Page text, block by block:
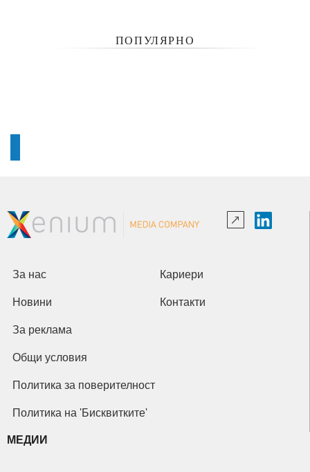
ПОПУЛЯРНО
За нас Кариери
Новини Контакти
За реклама
Общи условия
Политика за поверителност
Политика на 'Бисквитките'
МЕДИИ